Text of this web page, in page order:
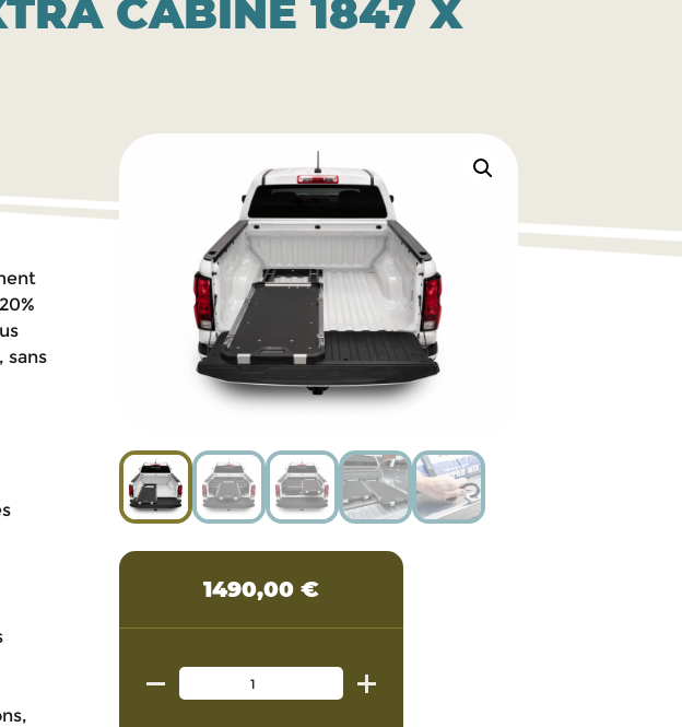
CABINE 1847 X
1490,00 €
sans